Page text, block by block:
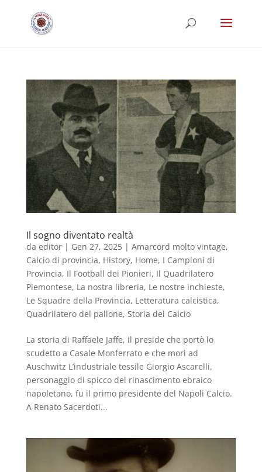
Il sogno diventato realtà
da editor| Gen 27, 2025| Amarcord molto vintage,
Calcio di provincia, History, Home, I Campioni di
Provincia, Il Football dei Pionieri, Il Quadrilatero
Piemontese, La nostra libreria, Le nostre inchieste,
Le Squadre della Provincia, Letteratura calcistica,
Quadrilatero del pallone, Storia del Calcio
La storia di Raffaele Jaffe, il preside che portò lo
scudetto a Casale Monferrato e che morì ad
Auschwitz L’industriale tessile Giorgio Ascarelli,
personaggio di spicco del rinascimento ebraico
napoletano, fu il primo presidente del Napoli Calcio.
A Renato Sacerdoti...